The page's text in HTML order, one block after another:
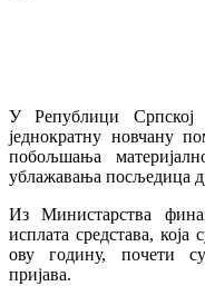
У Републици Српској
једнократну новчану
побољшања
ублажавања посљедица
Из Министарства
исплата средстава, која
ову годину, почети
пријава.